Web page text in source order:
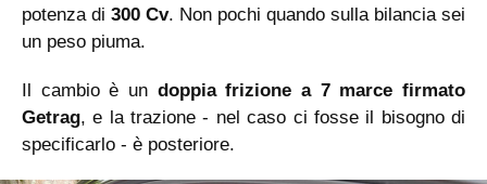
potenza di 300 Cv. Non pochi quando sulla bilancia sei
un peso piuma.
Il cambio è un doppia frizione a 7 marce firmato
Getrag, e la trazione - nel caso ci fosse il bisogno di
specificarlo - è posteriore.